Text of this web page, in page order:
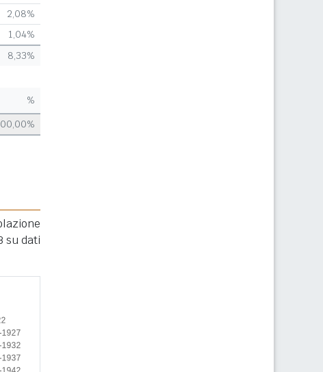
2,08%
1,04%
8,33%
%
su dati